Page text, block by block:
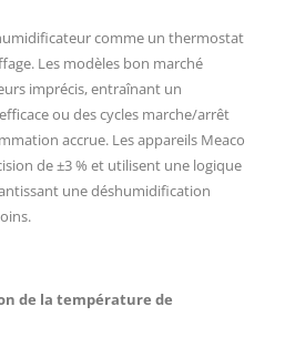
comme un thermostat
Les modèles bon marché
imprécis, entraînant un
ou des cycles marche/arrêt
accrue. Les appareils Meaco
de ±3 % et utilisent une logique
une déshumidification
de la température de